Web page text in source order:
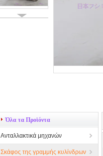
Όλα τα Προϊόντα
Ανταλλακτικά μηχανών
Σκάφος της γραμμής κυλίνδρων